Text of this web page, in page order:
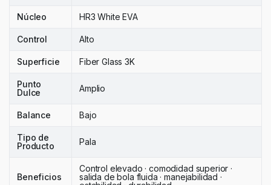
Núcleo HR3 White EVA
Control Alto
Superficie Fiber Glass 3K
Punto
Dulce
Amplio
Balance Bajo
Tipo de
Producto
Pala
Beneficios
Control elevado · comodidad superior ·
salida de bola fluida · manejabilidad ·